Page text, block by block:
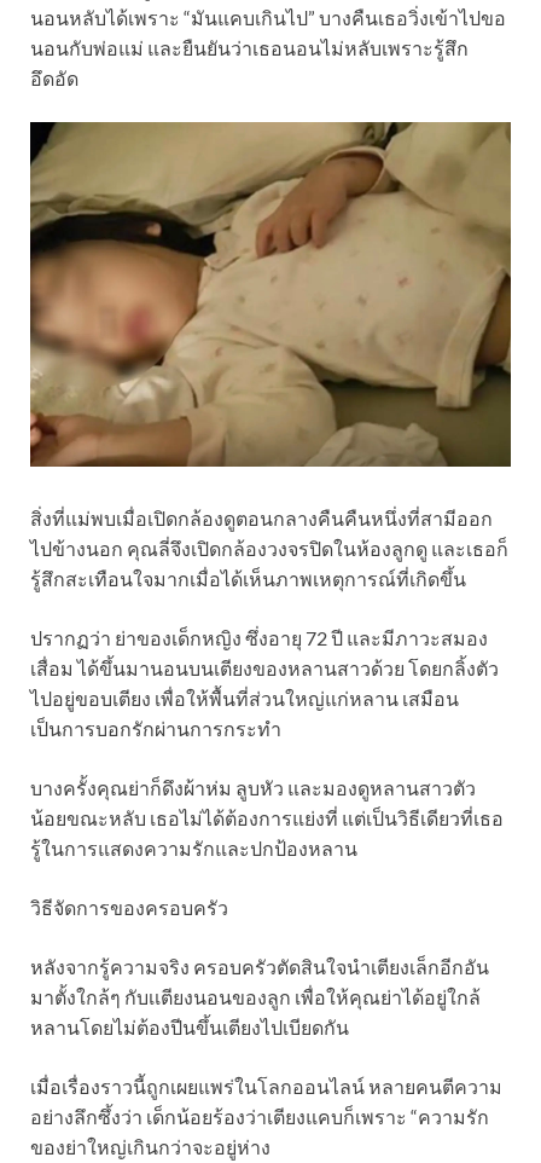
นอนหลับได้เพราะ “มันแคบเกินไป” บางคืนเธอวิ่งเข้าไปขอ
นอนกับพ่อแม่ และยืนยันว่าเธอนอนไม่หลับเพราะรู้สึก
อึดอัด
สิ่งที่แม่พบเมื่อเปิดกล้องดูตอนกลางคืนคืนหนึ่งที่สามีออก
ไปข้างนอก คุณลี่จึงเปิดกล้องวงจรปิดในห้องลูกดู และเธอก็
รู้สึกสะเทือนใจมากเมื่อได้เห็นภาพเหตุการณ์ที่เกิดขึ้น
ปรากฏว่า ย่าของเด็กหญิง ซึ่งอายุ 72 ปี และมีภาวะสมอง
เสื่อม ได้ขึ้นมานอนบนเตียงของหลานสาวด้วย โดยกลิ้งตัว
ไปอยู่ขอบเตียง เพื่อให้พื้นที่ส่วนใหญ่แก่หลาน เสมือน
เป็นการบอกรักผ่านการกระทำ
บางครั้งคุณย่าก็ดึงผ้าห่ม ลูบหัว และมองดูหลานสาวตัว
น้อยขณะหลับ เธอไม่ได้ต้องการแย่งที่ แต่เป็นวิธีเดียวที่เธอ
รู้ในการแสดงความรักและปกป้องหลาน
วิธีจัดการของครอบครัว
หลังจากรู้ความจริง ครอบครัวตัดสินใจนำเตียงเล็กอีกอัน
มาตั้งใกล้ๆ กับเเตียงนอนของลูก เพื่อให้คุณย่าได้อยู่ใกล้
หลานโดยไม่ต้องปีนขึ้นเตียงไปเบียดกัน
เมื่อเรื่องราวนี้ถูกเผยแพร่ในโลกออนไลน์ หลายคนตีความ
อย่างลึกซึ้งว่า เด็กน้อยร้องว่าเตียงแคบก็เพราะ “ความรัก
ของย่าใหญ่เกินกว่าจะอยู่ห่าง